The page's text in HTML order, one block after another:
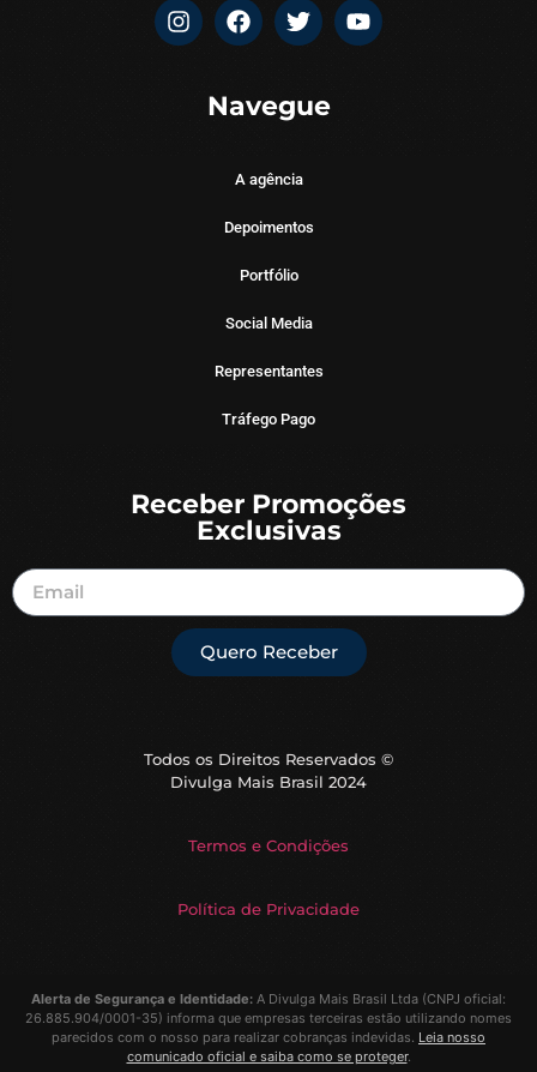
Navegue
A agência
Depoimentos
Portfólio
Social Media
Representantes
Tráfego Pago
Receber Promoções
Exclusivas
Quero Receber
Todos os Direitos Reservados ©
Divulga Mais Brasil 2024
Termos e Condições
Política de Privacidade
Alerta de Segurança e Identidade: A Divulga Mais Brasil Ltda (CNPJ oficial:
26.885.904/0001-35) informa que empresas terceiras estão utilizando nomes
parecidos com o nosso para realizar cobranças indevidas. Leia nosso
comunicado oficial e saiba como se proteger.